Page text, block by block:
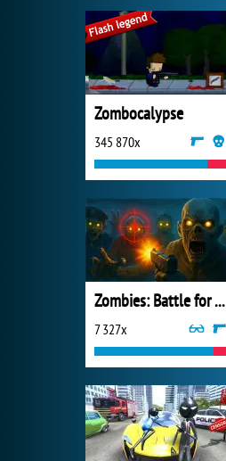
Zombocalypse
345 870x
Zombies: Battle for Survival
7 327x